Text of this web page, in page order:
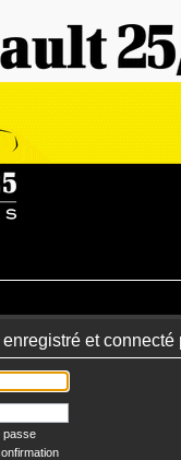
et
passe